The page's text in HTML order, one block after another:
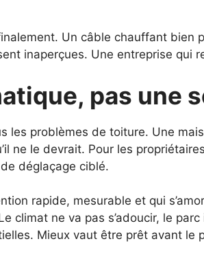
Un câble chauffant bien
inaperçues. Une entreprise qui
pas une
les problèmes de toiture. Une
ne le devrait. Pour les
déglaçage ciblé.
rapide, mesurable et qui
climat ne va pas s’adoucir, le
Mieux vaut être prêt avant le